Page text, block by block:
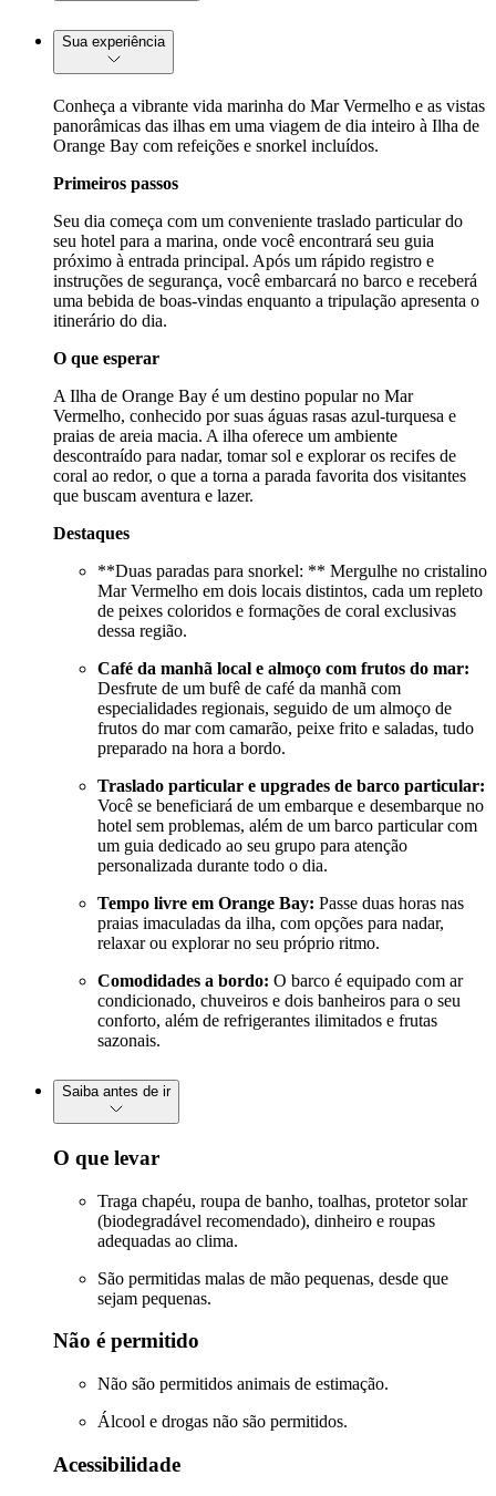
Sua experiência
Conheça a vibrante vida marinha do Mar Vermelho e as vistas
panorâmicas das ilhas em uma viagem de dia inteiro à Ilha de
Orange Bay com refeições e snorkel incluídos.
Primeiros passos
Seu dia começa com um conveniente traslado particular do
seu hotel para a marina, onde você encontrará seu guia
próximo à entrada principal. Após um rápido registro e
instruções de segurança, você embarcará no barco e receberá
uma bebida de boas-vindas enquanto a tripulação apresenta o
itinerário do dia.
O que esperar
A Ilha de Orange Bay é um destino popular no Mar
Vermelho, conhecido por suas águas rasas azul-turquesa e
praias de areia macia. A ilha oferece um ambiente
descontraído para nadar, tomar sol e explorar os recifes de
coral ao redor, o que a torna a parada favorita dos visitantes
que buscam aventura e lazer.
Destaques
**Duas paradas para snorkel: ** Mergulhe no cristalino
Mar Vermelho em dois locais distintos, cada um repleto
de peixes coloridos e formações de coral exclusivas
dessa região.
Café da manhã local e almoço com frutos do mar:
Desfrute de um bufê de café da manhã com
especialidades regionais, seguido de um almoço de
frutos do mar com camarão, peixe frito e saladas, tudo
preparado na hora a bordo.
Traslado particular e upgrades de barco particular:
Você se beneficiará de um embarque e desembarque no
hotel sem problemas, além de um barco particular com
um guia dedicado ao seu grupo para atenção
personalizada durante todo o dia.
Tempo livre em Orange Bay: Passe duas horas nas
praias imaculadas da ilha, com opções para nadar,
relaxar ou explorar no seu próprio ritmo.
Comodidades a bordo: O barco é equipado com ar
condicionado, chuveiros e dois banheiros para o seu
conforto, além de refrigerantes ilimitados e frutas
sazonais.
Saiba antes de ir
O que levar
Traga chapéu, roupa de banho, toalhas, protetor solar
(biodegradável recomendado), dinheiro e roupas
adequadas ao clima.
São permitidas malas de mão pequenas, desde que
sejam pequenas.
Não é permitido
Não são permitidos animais de estimação.
Álcool e drogas não são permitidos.
Acessibilidade